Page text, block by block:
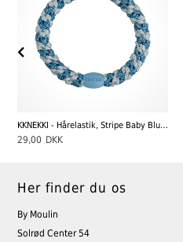
KKNEKKI - Hårelastik, Stripe Baby Blue Glitter
29,00 DKK
Her finder du os
By Moulin
Solrød Center 54